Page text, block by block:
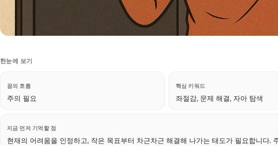
한눈에 보기
꿈의 흐름
주의 필요
핵심 키워드
좌절감, 문제 해결, 자아 탐색
지금 먼저 기억할 점
현재의 어려움을 인정하고, 작은 목표부터 차근차근 해결해 나가는 태도가 필요합니다.